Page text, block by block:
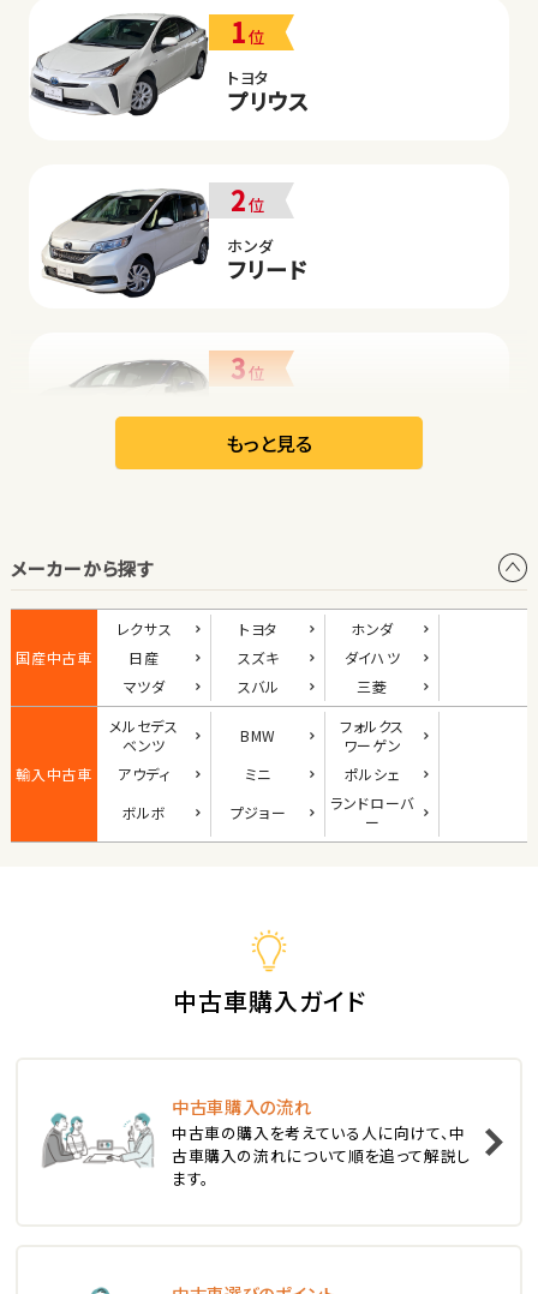
1位
トヨタ
プリウス
2位
ホンダ
フリード
3位
日産
リーフ
1位
ダイハツ
コペン
2
ロードスター
ホンダ
S660
1位
もっと見る
メーカーから探す
国産中古車
レクサス トヨタ
ホンダ
日産
スズキ
ダイハツ
マツダ
スバル 三菱
輸入中古車
メルセデス
ベンツ
BMW
フォルクス
ワーゲン
アウディ
ミニ
ポルシェ
ボルボ
プジョー ランドローバ
ー
中古車購入ガイド
中古車購入の流れ
中古車の購入を考えている人に向けて、中
古車購入の流れについて順を追って解説し
ます。